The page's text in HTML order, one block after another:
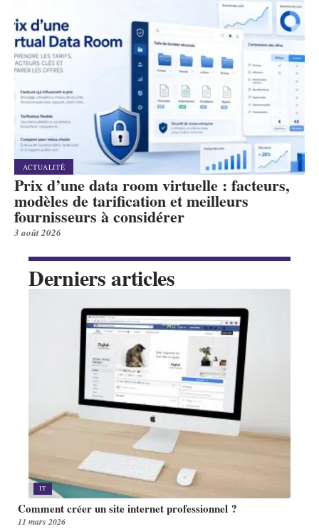
ACTUALITÉ
Prix d’une data room virtuelle : facteurs,
modèles de tarification et meilleurs
fournisseurs à considérer
3 août 2026
Derniers articles
IT
Comment créer un site internet professionnel ?
11 mars 2026